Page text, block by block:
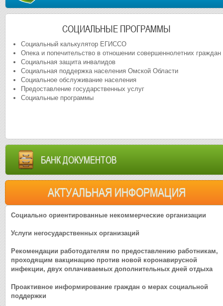
СОЦИАЛЬНЫЕ ПРОГРАММЫ
Социальный калькулятор ЕГИССО
Опека и попечительство в отношении совершеннолетних граждан
Социальная защита инвалидов
Социальная поддержка населения Омской Области
Социальное обслуживание населения
Предоставление государственных услуг
Социальные программы
БАНК ДОКУМЕНТОВ
АКТУАЛЬНАЯ ИНФОРМАЦИЯ
Социально ориентированные некоммерческие организации
Услуги негосударственных организаций
Рекомендации работодателям по предоставлению работникам,
проходящим вакцинацию против новой коронавирусной
инфекции, двух оплачиваемых дополнительных дней отдыха
Проактивное информирование граждан о мерах социальной
поддержки